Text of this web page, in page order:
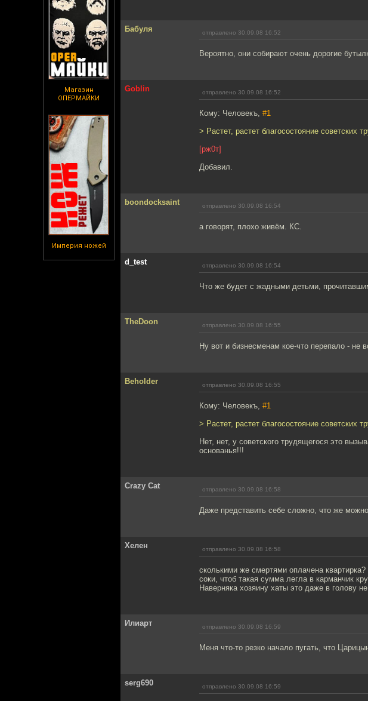
Магазин
ОПЕРМАЙКИ
Империя ножей
Бабуля отправлено 30.09.08 16:52
Вероятно, они собирают очень дорогие
Goblin отправлено 30.09.08 16:52
Кому: Человекъ, #1
> Растет, растет благосостояние советских
[рж0т]
Добавил.
boondocksaint отправлено 30.09.08 16:54
а говорят, плохо живём. КС.
d_test отправлено 30.09.08 16:54
Что же будет с жадными детьми,
TheDoon отправлено 30.09.08 16:55
Ну вот и бизнесменам кое-что перепало - не
Beholder отправлено 30.09.08 16:55
Кому: Человекъ, #1
> Растет, растет благосостояние советских
Нет, нет, у советского трудящегося это
основанья!!!
Crazy Cat отправлено 30.09.08 16:58
Даже представить себе сложно, что же
Хелен отправлено 30.09.08 16:58
сколькими же смертями оплачена
соки, чтоб такая сумма легла в карманчик
Наверняка хозяину хаты это даже в голову
Илиарт отправлено 30.09.08 16:59
Меня что-то резко начало пугать, что
serg690 отправлено 30.09.08 16:59